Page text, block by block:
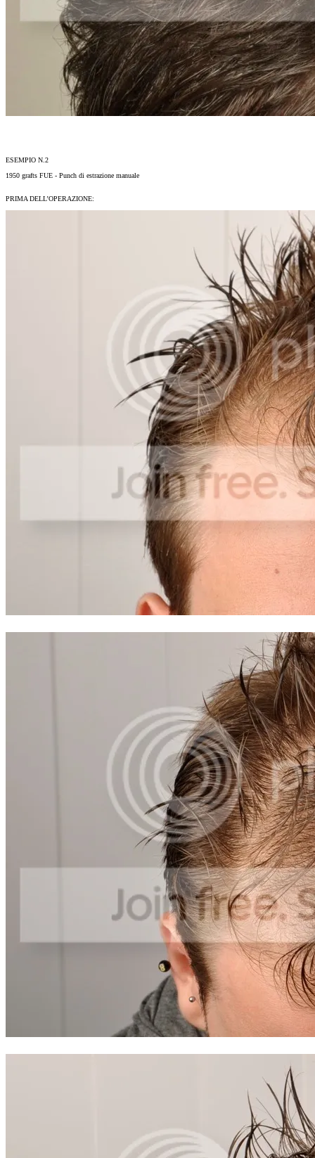
ESEMPIO N.2
1950 grafts FUE - Punch di estrazione manuale
PRIMA DELL’OPERAZIONE: